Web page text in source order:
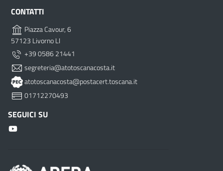
CONTATTI
Piazza Cavour, 6
57123 Livorno LI
+39 0586 21441
segreteria@atotoscanacosta.it
atotoscanacosta@postacert.toscana.it
01712270493
SEGUICI SU